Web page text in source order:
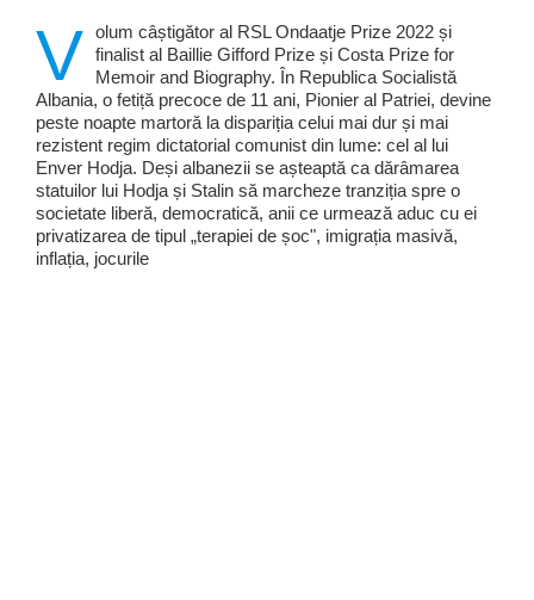
V olum câștigător al RSL Ondaatje Prize 2022 și
finalist al Baillie Gifford Prize și Costa Prize for
Memoir and Biography. În Republica Socialistă
Albania, o fetiță precoce de 11 ani, Pionier al Patriei, devine
peste noapte martoră la dispariția celui mai dur și mai
rezistent regim dictatorial comunist din lume: cel al lui
Enver Hodja. Deși albanezii se așteaptă ca dărâmarea
statuilor lui Hodja și Stalin să marcheze tranziția spre o
societate liberă, democratică, anii ce urmează aduc cu ei
privatizarea de tipul „terapiei de șoc", imigrația masivă,
inflația, jocurile